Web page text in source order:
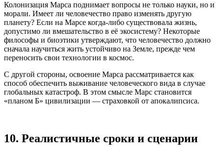
Колонизация Марса поднимает вопросы не только науки, но и
морали. Имеет ли человечество право изменять другую
планету? Если на Марсе когда-либо существовала жизнь,
допустимо ли вмешательство в её экосистему? Некоторые
философы и биоэтики утверждают, что человечество должно
сначала научиться жить устойчиво на Земле, прежде чем
переносить свои технологии в космос.
С другой стороны, освоение Марса рассматривается как
способ обеспечить выживание человеческого вида в случае
глобальных катастроф. В этом смысле Марс становится
«планом Б» цивилизации — страховкой от апокалипсиса.
10. Реалистичные сроки и сценарии